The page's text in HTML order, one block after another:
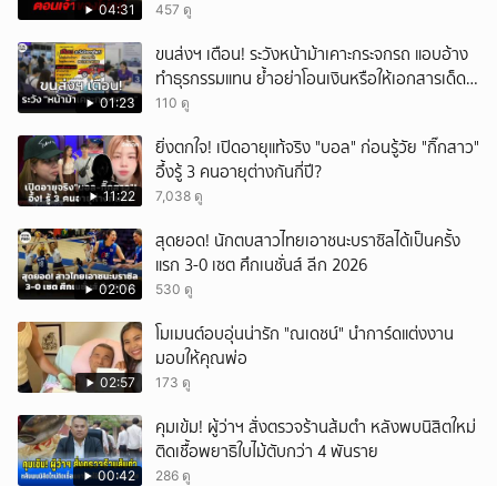
04:31 457 ดู
01:23
ขนส่งฯ เตือน! ระวังหน้าม้าเคาะกระจกรถ แอบอ้าง
ทำธุรกรรมแทน ย้ำอย่าโอนเงินหรือให้เอกสารเด็ด
ขาด
110 ดู
11:22
ยิ่งตกใจ! เปิดอายุแท้จริง "บอล" ก่อนรู้วัย "กิ๊กสาว"
อึ้งรู้ 3 คนอายุต่างกันกี่ปี?
7,038 ดู
02:06
สุดยอด! นักตบสาวไทยเอาชนะบราซิลได้เป็นครั้ง
แรก 3-0 เซต ศึกเนชั่นส์ ลีก 2026
530 ดู
02:57
โมเมนต์อบอุ่นน่ารัก "ณเดชน์" นำการ์ดแต่งงาน
มอบให้คุณพ่อ
173 ดู
00:42
คุมเข้ม! ผู้ว่าฯ สั่งตรวจร้านส้มตำ หลังพบนิสิตใหม่
ติดเชื้อพยาธิใบไม้ตับกว่า 4 พันราย
286 ดู